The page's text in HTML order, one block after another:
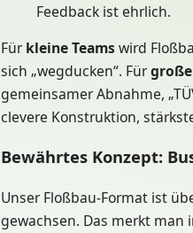
Feedback ist ehrlich.
Fürkleine Teamswird
sich „wegducken“. Für
gemeinsamer Abnahme,
clevere Konstruktion,
Bewährtes Konzept:
Unser Floßbau-Format ist
gewachsen. Das merkt man